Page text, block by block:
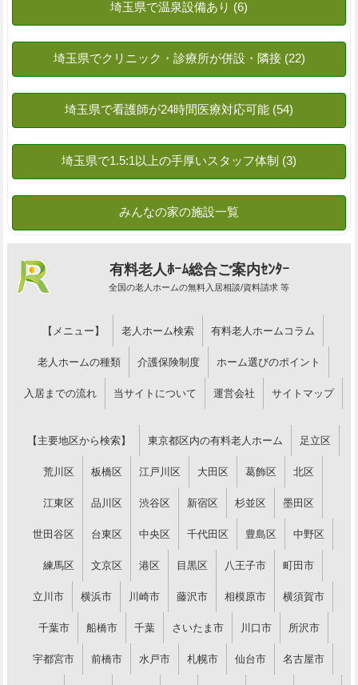
有料老人ﾎｰﾑ総合ご案内ｾﾝﾀｰ
全国の老人ホームの無料入居相談/資料請求 等
【メニュー】 老人ホーム検索 有料老人ホームコラム
老人ホームの種類 介護保険制度 ホーム選びのポイント
入居までの流れ 当サイトについて 運営会社 サイトマップ
【主要地区から検索】 東京都区内の有料老人ホーム 足立区
荒川区 板橋区 江戸川区 大田区 葛飾区 北区
江東区 品川区 渋谷区 新宿区 杉並区 墨田区
世田谷区 台東区 中央区 千代田区 豊島区 中野区
練馬区 文京区 港区 目黒区 八王子市 町田市
立川市 横浜市 川崎市 藤沢市 相模原市 横須賀市
千葉市 船橋市 千葉 さいたま市 川口市 所沢市
宇都宮市 前橋市 水戸市 札幌市 仙台市 名古屋市